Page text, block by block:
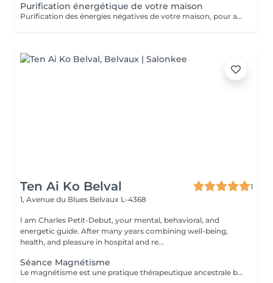
Purification énergétique de votre maison
Purification des énergies négatives de votre maison, pour améliorer votre bien-être, surtout lors de changements de vie ou après des événements marquants. Je vous conseillerais également sur les méthodes adéquates d'entretien et de purification suivant votre demeure et la localisation de celle-ci. Inclus dans le tarif, mon déplacement à votre domicile. *** Pour ce service; je vous contacterais suite à votre réservation. Ceci pour demander des renseignements au sujet des dimensions de votre habitation, adresse etc. Pour des raisons d'organisation et d'engagement sérieux de votre part, un acompte de 100€ est demandé et est à payer pour valider cette prestation, ceci de suite après votre réservation. L'acompte sera déduit du solde, qui celui-ci sera à payer sur place à la fin du travail. En cas de non respect du RV, l'acompte ne sera pas remboursé. Est à considérer un RV non respecté lorsque: => Vous n'êtes pas à votre domicile quand je me déplacerais chez vous. => Un RV décommandé moins de 24 hrs avant le RV fixé. Le paiement de l'acompte peut se faire par; => Payconiq (s/n° 00352 691 888 051) ou => Par virement à la Banque Raiffeisen LU46 0099 7800 0099 7882 Nom du bénéficiaire: Helena SCHREIBER-ALVES TEIXEIRA Merci pour votre compréhension.
Ten Ai Ko Belval
1
1, Avenue du Blues Belvaux L-4368
I am Charles Petit-Debut, your mental, behavioral, and
energetic guide. After many years combining well-being,
health, and pleasure in hospital and re...
Séance Magnétisme
Le magnétisme est une pratique thérapeutique ancestrale basée sur l'utilisation de l'énergie universelle. Il repose sur le principe que le corps humain émet et reçoit des énergies en fonction de blessures et/ou de besoins. Le magnétiseur peut rééquilibrer ces flux énergétiques par imposition des mains. Cela contribue à la réduction des douleurs, l'amélioration de la circulation sanguine et le renforcement des défenses naturelles de l'organisme, mais aussi à la diminution du stress, l'accélération de la cicatrisation et l'amélioration du bien-être général.